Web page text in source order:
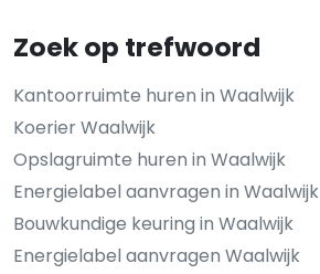
Zoek op trefwoord
Kantoorruimte huren in Waalwijk
Koerier Waalwijk
Opslagruimte huren in Waalwijk
Energielabel aanvragen in Waalwijk
Bouwkundige keuring in Waalwijk
Energielabel aanvragen Waalwijk